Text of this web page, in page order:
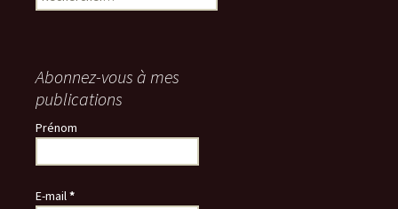
Abonnez-vous à mes
publications
Prénom
E-mail*